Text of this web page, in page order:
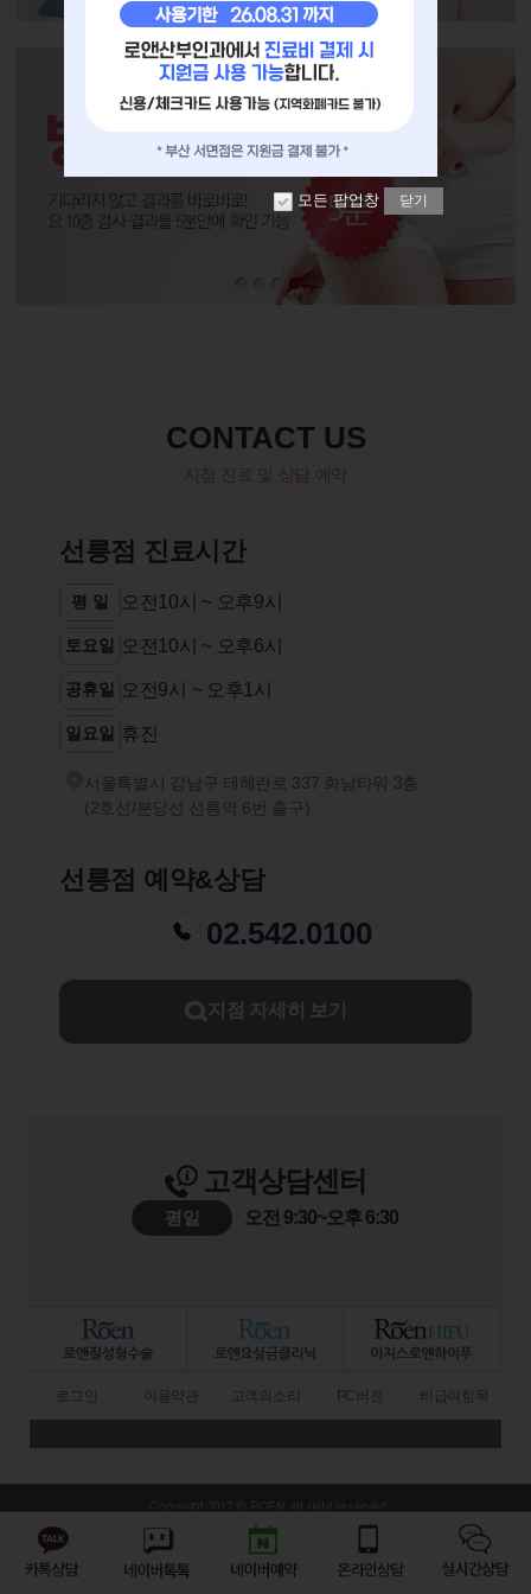
모든 팝업창 닫기
CONTACT US
지점 진료 및 상담 예약
선릉점 진료시간
평 일 오전10시 ~ 오후9시
토요일 오전10시 ~ 오후6시
공휴일 오전9시 ~ 오후1시
일요일 휴진
서울특별시 강남구 테헤란로 337 화남타워 3층
(2호선/분당선 선릉역 6번 출구)
선릉점 예약&상담
02.542.0100
지점 자세히 보기
고객상담센터
평일 오전 9:30~오후 6:30
로그인 이용약관 고객의소리 PC버전 비급여항목